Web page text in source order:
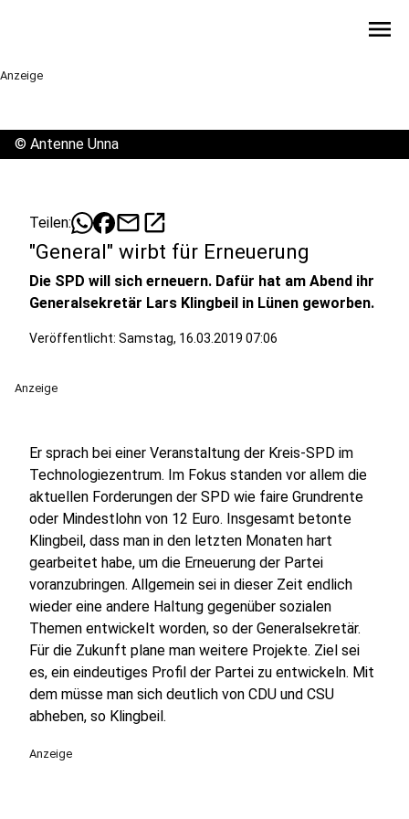
menu
Anzeige
© Antenne Unna
Teilen: mailopen_in_new
"General" wirbt für Erneuerung
Die SPD will sich erneuern. Dafür hat am Abend ihr
Generalsekretär Lars Klingbeil in Lünen geworben.
Veröffentlicht: Samstag, 16.03.2019 07:06
Anzeige
Er sprach bei einer Veranstaltung der Kreis-SPD im
Technologiezentrum. Im Fokus standen vor allem die
aktuellen Forderungen der SPD wie faire Grundrente
oder Mindestlohn von 12 Euro. Insgesamt betonte
Klingbeil, dass man in den letzten Monaten hart
gearbeitet habe, um die Erneuerung der Partei
voranzubringen. Allgemein sei in dieser Zeit endlich
wieder eine andere Haltung gegenüber sozialen
Themen entwickelt worden, so der Generalsekretär.
Für die Zukunft plane man weitere Projekte. Ziel sei
es, ein eindeutiges Profil der Partei zu entwickeln. Mit
dem müsse man sich deutlich von CDU und CSU
abheben, so Klingbeil.
Anzeige